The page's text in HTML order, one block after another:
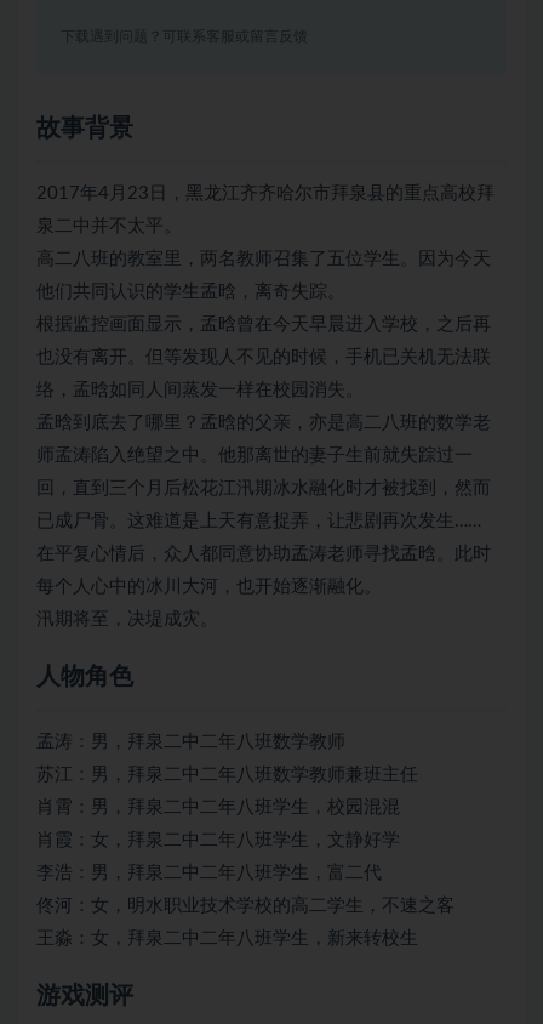
下载遇到问题？可联系客服或留言反馈
故事背景
2017年4月23日，黑龙江齐齐哈尔市拜泉县的重点高校拜
泉二中并不太平。
高二八班的教室里，两名教师召集了五位学生。因为今天
他们共同认识的学生孟晗，离奇失踪。
根据监控画面显示，孟晗曾在今天早晨进入学校，之后再
也没有离开。但等发现人不见的时候，手机已关机无法联
络，孟晗如同人间蒸发一样在校园消失。
孟晗到底去了哪里？孟晗的父亲，亦是高二八班的数学老
师孟涛陷入绝望之中。他那离世的妻子生前就失踪过一
回，直到三个月后松花江汛期冰水融化时才被找到，然而
已成尸骨。这难道是上天有意捉弄，让悲剧再次发生……
在平复心情后，众人都同意协助孟涛老师寻找孟晗。此时
每个人心中的冰川大河，也开始逐渐融化。
汛期将至，决堤成灾。
人物角色
孟涛：男，拜泉二中二年八班数学教师
苏江：男，拜泉二中二年八班数学教师兼班主任
肖霄：男，拜泉二中二年八班学生，校园混混
肖霞：女，拜泉二中二年八班学生，文静好学
李浩：男，拜泉二中二年八班学生，富二代
佟河：女，明水职业技术学校的高二学生，不速之客
王淼：女，拜泉二中二年八班学生，新来转校生
游戏测评